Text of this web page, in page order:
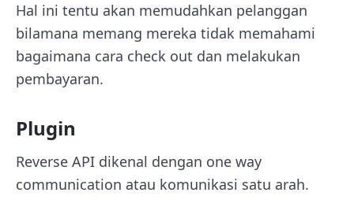
Hal ini tentu akan memudahkan pelanggan
bilamana memang mereka tidak memahami
bagaimana cara check out dan melakukan
pembayaran.
Plugin
Reverse API dikenal dengan one way
communication atau komunikasi satu arah.